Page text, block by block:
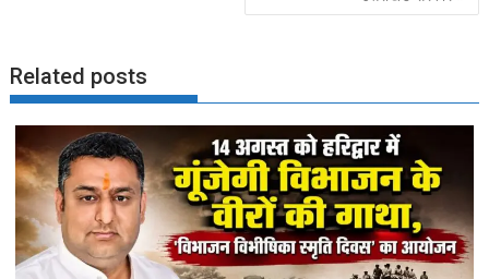
Related posts